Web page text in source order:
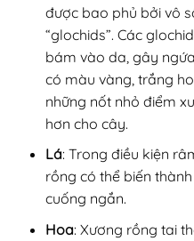
được bao phủ bởi vô
“glochids”. Các
bám vào da, gây
có màu vàng, trắng
những nốt nhỏ điểm
hơn cho cây.
Lá: Trong điều kiện
rồng có thể biến
cuống ngắn.
Hoa: Xương rồng tai